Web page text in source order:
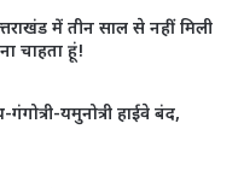
में तीन साल से नहीं मिली
चाहता हूं!
यमुनोत्री हाईवे बंद,